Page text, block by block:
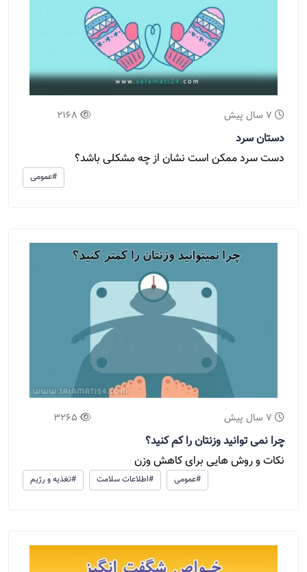
7 سال پیش 2168
دستان سرد
دست سرد ممکن است نشان از چه مشکلی باشد؟
#عمومی
7 سال پیش 3265
چرا نمی توانید وزنتان را کم کنید؟
نکات و روش هایی برای کاهش وزن
#تغذیه و رژیم #اطلاعات سلامت #عمومی